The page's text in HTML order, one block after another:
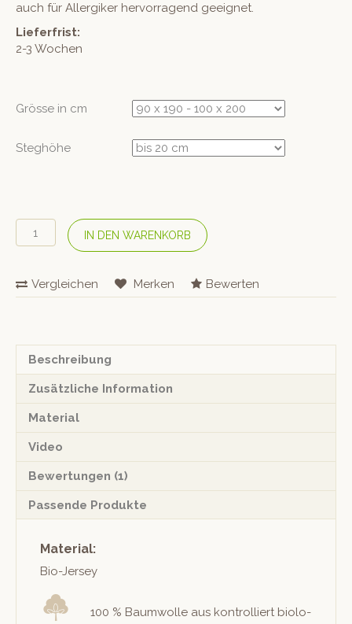
auch für Allergiker hervorragend geeignet.
Lieferfrist:
2-3 Wochen
Grösse in cm
Steghöhe
COTONEA
Bio
Fixleintuch
–
IN DEN WARENKORB
Vergleichen Merken Bewerten
Beschreibung
Zusätzliche Information
Material
Video
Bewertungen (1)
Passende Produkte
Material:
Bio-Jer­sey
100 % Baum­wolle aus kon­trol­liert biol­o­